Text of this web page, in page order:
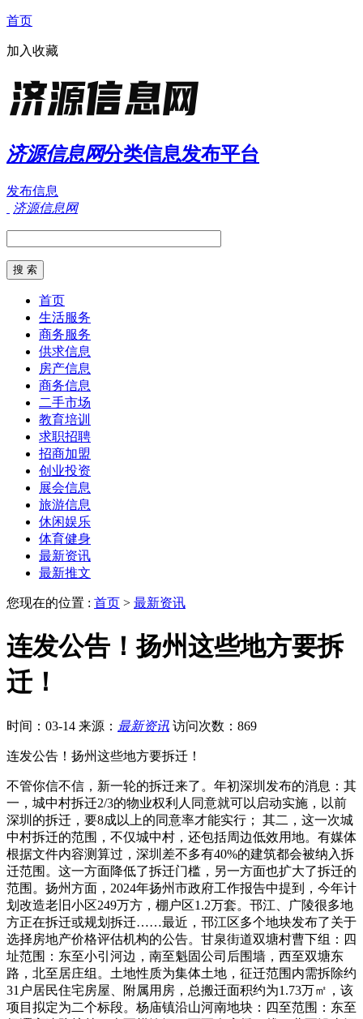
首页
加入收藏
济源信息网分类信息发布平台
发布信息
济源信息网
首页
生活服务
商务服务
供求信息
房产信息
商务信息
二手市场
教育培训
求职招聘
招商加盟
创业投资
展会信息
旅游信息
休闲娱乐
体育健身
最新资讯
最新推文
您现在的位置 : 首页 > 最新资讯
连发公告！扬州这些地方要拆
迁！
时间：03-14 来源： 最新资讯 访问次数：869
连发公告！扬州这些地方要拆迁！
不管你信不信，新一轮的拆迁来了。年初深圳发布的消息：其
一，城中村拆迁2/3的物业权利人同意就可以启动实施，以前
深圳的拆迁，要8成以上的同意率才能实行； 其二，这一次城
中村拆迁的范围，不仅城中村，还包括周边低效用地。有媒体
根据文件内容测算过，深圳差不多有40%的建筑都会被纳入拆
迁范围。这一方面降低了拆迁门槛，另一方面也扩大了拆迁的
范围。扬州方面，2024年扬州市政府工作报告中提到，今年计
划改造老旧小区249万方，棚户区1.2万套。邗江、广陵很多地
方正在拆迁或规划拆迁……最近，邗江区多个地块发布了关于
选择房地产价格评估机构的公告。甘泉街道双塘村曹下组：四
址范围：东至小引河边，南至魁固公司后围墙，西至双塘东
路，北至居庄组。土地性质为集体土地，征迁范围内需拆除约
31户居民住宅房屋、附属用房，总搬迁面积约为1.73万㎡，该
项目拟定为二个标段。杨庙镇沿山河南地块：四至范围：东至